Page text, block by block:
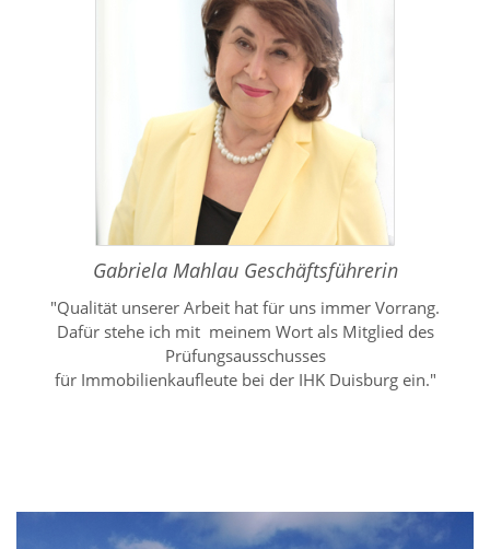
Gabriela Mahlau Geschäftsführerin
"Qualität unserer Arbeit hat für uns immer Vorrang.
Dafür stehe ich mit meinem Wort als Mitglied des
Prüfungsausschusses
für Immobilienkaufleute bei der IHK Duisburg ein."